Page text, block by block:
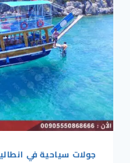
جولات سياحية في